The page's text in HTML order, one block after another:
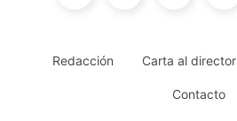
Redacción Carta al director
Contacto